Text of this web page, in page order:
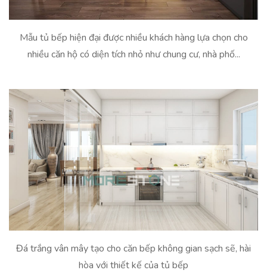
Mẫu tủ bếp hiện đại được nhiều khách hàng lựa chọn cho
nhiều căn hộ có diện tích nhỏ như chung cư, nhà phố...
Đá trắng vân mây tạo cho căn bếp không gian sạch sẽ, hài
hòa với thiết kế của tủ bếp